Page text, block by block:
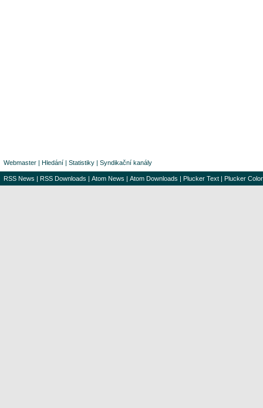
Webmaster | Hledání | Statistiky | Syndikační kanály
RSS News | RSS Downloads | Atom News | Atom Downloads | Plucker Text | Plucker Color